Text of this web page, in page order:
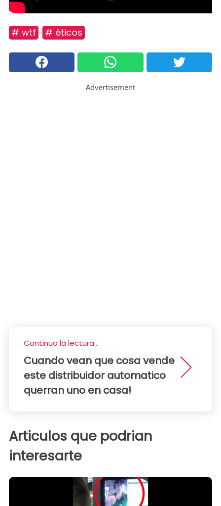
# wtf # éticos
Advertisement
Continua la lectura...
Cuando vean que cosa vende
este distribuidor automatico
querran uno en casa!
Articulos que podrian
interesarte